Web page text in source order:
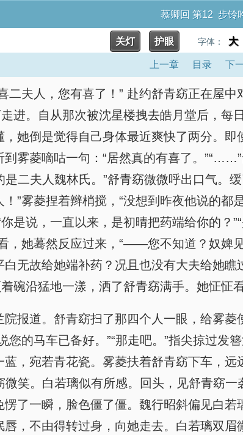
慕卿回 第12 步铃
关灯 护眼 字体： 大
上一章 目录 下
二夫人，您有喜了！” 赴约舒青窈正在屋
进。自从那次被沈星楼拽去皓月堂后，每
她倒是觉得自己身体最近爽快了两分。
雾菱嘀咕一句：“居然真的有喜了。
是二夫人魏林氏。”舒青窈微微呼出口气
”雾菱捏着辫梢搅，“没想到昨夜他说的
是说，一直以来，是初晴把药端给你的
，她蓦然反应过来，“——您不知道？奴
无故给她端补药？况且也没有大夫给她
碗沿猛地一漾，洒了舒青窈满手。她怔
报道。舒青窈扫了那四个人一眼，给雾
您的马车已备好。”“那走吧。”指尖掠过发
，宛若青花瓷。雾菱扶着舒青窈下车，
微笑。白若璃似有所感。回头，见舒青窈
了一瞬，脸色僵了僵。魏行昭斜偏见白
，不由得转过身，向她走去。白若璃双